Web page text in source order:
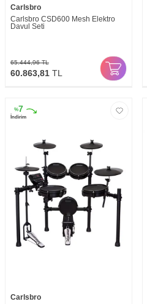
Carlsbro
Carlsbro CSD600 Mesh Elektro
Davul Seti
65.444,96TL
60.863,81 TL
%7
İndirim
Carlsbro